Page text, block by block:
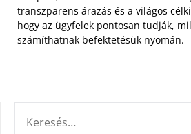
transzparens árazás és a világos
hogy az ügyfelek pontosan tudják,
számíthatnak befektetésük nyomán.